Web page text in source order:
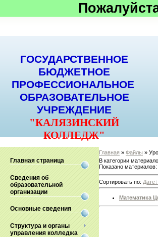
ГОСУДАРСТВЕННОЕ
БЮДЖЕТНОЕ
ПРОФЕССИОНАЛЬНОЕ
ОБРАЗОВАТЕЛЬНОЕ
УЧРЕЖДЕНИЕ
"КАЛЯЗИНСКИЙ
КОЛЛЕДЖ"
Главная страница
Сведения об
образовательной
организации
Основные сведения
Структура и органы
управления колледжа
Главная » Файлы »
В категории
Показано материалов:
Сортировать по: Дате
Математика